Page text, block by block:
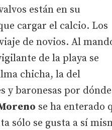
están en su
cargar el calcio. Los
de novios. Al
de la playa se
chicha, la del
y baronesas por dónde
se ha enterado
sólo se gusta a sí